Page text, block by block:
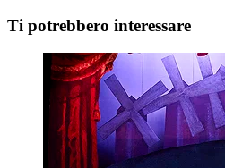
Ti potrebbero interessare